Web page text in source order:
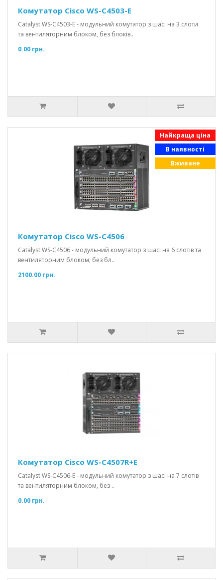
Комутатор Cisco WS-C4503-E
Catalyst WS-C4503-E - модульний комутатор з шасі на 3 слоти
та вентиляторним блоком, без блоків..
0.00 грн.
Найкраща ціна
В наявності
Вживане
Комутатор Cisco WS-C4506
Catalyst WS-C4506 - модульний комутатор з шасі на 6 слотів та
вентиляторним блоком, без бл..
2100.00 грн.
Комутатор Cisco WS-C4507R+E
Catalyst WS-C4506-E - модульний комутатор з шасі на 7 слотів
та вентиляторним блоком, без ..
0.00 грн.